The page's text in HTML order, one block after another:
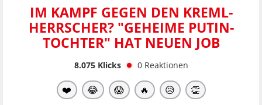
IM KAMPF GEGEN DEN KREML-
HERRSCHER? "GEHEIME PUTIN-
TOCHTER" HAT NEUEN JOB
8.075Klicks 0 Reaktionen
❤️ 😂 😱 🔥 😥 👏